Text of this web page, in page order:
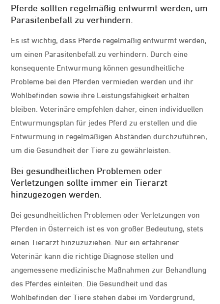
Pferde sollten regelmäßig entwurmt werden, um
Parasitenbefall zu verhindern.
Es ist wichtig, dass Pferde regelmäßig entwurmt werden,
um einen Parasitenbefall zu verhindern. Durch eine
konsequente Entwurmung können gesundheitliche
Probleme bei den Pferden vermieden werden und ihr
Wohlbefinden sowie ihre Leistungsfähigkeit erhalten
bleiben. Veterinäre empfehlen daher, einen individuellen
Entwurmungsplan für jedes Pferd zu erstellen und die
Entwurmung in regelmäßigen Abständen durchzuführen,
um die Gesundheit der Tiere zu gewährleisten.
Bei gesundheitlichen Problemen oder
Verletzungen sollte immer ein Tierarzt
hinzugezogen werden.
Bei gesundheitlichen Problemen oder Verletzungen von
Pferden in Österreich ist es von großer Bedeutung, stets
einen Tierarzt hinzuzuziehen. Nur ein erfahrener
Veterinär kann die richtige Diagnose stellen und
angemessene medizinische Maßnahmen zur Behandlung
des Pferdes einleiten. Die Gesundheit und das
Wohlbefinden der Tiere stehen dabei im Vordergrund,